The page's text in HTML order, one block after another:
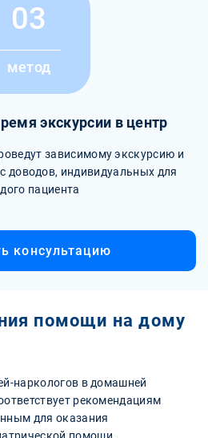
03
метод
экскурсии в центр
зависимому экскурсию и
доводов, индивидуальных для
пациента
консультацию
помощи на дому
наркологов в домашней
рекомендациям
для оказания